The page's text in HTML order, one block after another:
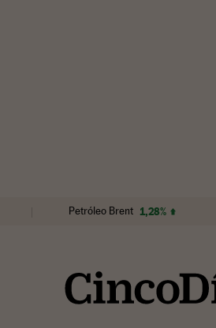
Petróleo Brent 1,28%